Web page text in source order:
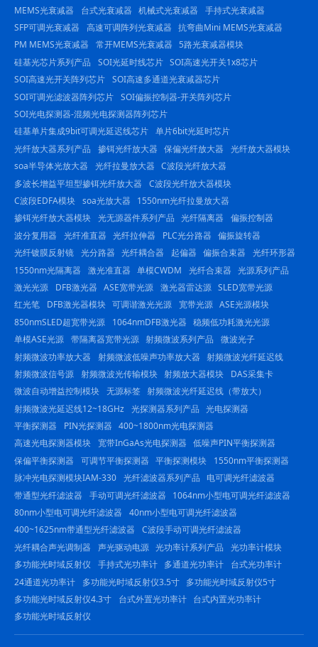
MEMS光衰减器
台式光衰减器 机械式光衰减器
手持式光衰减器
SFP可调光衰减器
高速可调阵列光衰减器 抗弯曲Mini MEMS光衰减器
PM MEMS光衰减器
常开MEMS光衰减器 5路光衰减器模块
硅基光芯片系列产品
SOI光延时线芯片 SOI高速光开关1x8芯片
SOI高速光开关阵列芯片 SOI高速多通道光衰减器芯片
SOI可调光滤波器阵列芯片 SOI偏振控制器-开关阵列芯片
SOI光电探测器-混频光电探测器阵列芯片
硅基单片集成9bit可调光延迟线芯片 单片6bit光延时芯片
光纤放大器系列产品
掺铒光纤放大器 保偏光纤放大器
光纤放大器模块
soa半导体光放大器
光纤拉曼放大器 C波段光纤放大器
多波长增益平坦型掺铒光纤放大器
C波段光纤放大器模块
C波段EDFA模块 soa光放大器
1550nm光纤拉曼放大器
掺铒光纤放大器模块 光无源器件系列产品 光纤隔离器
偏振控制器
波分复用器
光纤准直器 光纤拉伸器 PLC光分路器
偏振旋转器
光纤镀膜反射镜 光分路器 光纤耦合器 起偏器 偏振合束器
光纤环形器
1550nm光隔离器
激光准直器 单模CWDM 光纤合束器
光源系列产品
激光光源
DFB激光器 ASE宽带光源 激光器雷达源 SLED宽带光源
红光笔
DFB激光器模块 可调谐激光光源 宽带光源 ASE光源模块
850nmSLED超宽带光源
1064nmDFB激光器 稳频低功耗激光光源
单模ASE光源 带隔离器宽带光源 射频微波系列产品
微波光子
射频微波功率放大器
射频微波低噪声功率放大器 射频微波光纤延迟线
射频微波信号源 射频微波光传输模块 射频放大器模块
DAS采集卡
微波自动增益控制模块 无源标签 射频微波光纤延迟线（带放大）
射频微波光延迟线12~18GHz 光探测器系列产品 光电探测器
平衡探测器
PIN光探测器 400~1800nm光电探测器
高速光电探测器模块
宽带InGaAs光电探测器 低噪声PIN平衡探测器
保偏平衡探测器
可调节平衡探测器 平衡探测模块
1550nm平衡探测器
脉冲光电探测模块IAM-330 光纤滤波器系列产品
电可调光纤滤波器
带通型光纤滤波器
手动可调光纤滤波器
1064nm小型电可调光纤滤波器
80nm小型电可调光纤滤波器
40nm小型电可调光纤滤波器
400~1625nm带通型光纤滤波器
C波段手动可调光纤滤波器
光纤耦合声光调制器
声光驱动电源 光功率计系列产品
光功率计模块
多功能光时域反射仪
手持式光功率计 多通道光功率计
台式光功率计
24通道光功率计
多功能光时域反射仪3.5寸
多功能光时域反射仪5寸
多功能光时域反射仪4.3寸
台式外置光功率计
台式内置光功率计
多功能光时域反射仪